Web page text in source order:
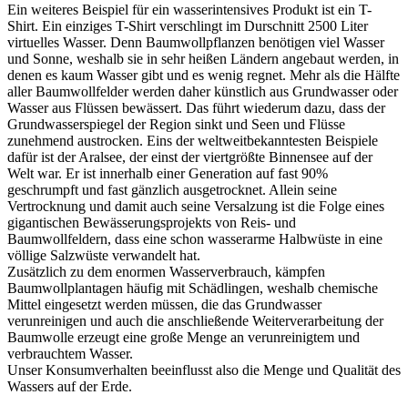
Ein weiteres Beispiel für ein wasserintensives Produkt ist ein T-
Shirt. Ein einziges T-Shirt verschlingt im Durschnitt 2500 Liter
virtuelles Wasser. Denn Baumwollpflanzen benötigen viel Wasser
und Sonne, weshalb sie in sehr heißen Ländern angebaut werden, in
denen es kaum Wasser gibt und es wenig regnet. Mehr als die Hälfte
aller Baumwollfelder werden daher künstlich aus Grundwasser oder
Wasser aus Flüssen bewässert. Das führt wiederum dazu, dass der
Grundwasserspiegel der Region sinkt und Seen und Flüsse
zunehmend austrocken. Eins der weltweitbekanntesten Beispiele
dafür ist der Aralsee, der einst der viertgrößte Binnensee auf der
Welt war. Er ist innerhalb einer Generation auf fast 90%
geschrumpft und fast gänzlich ausgetrocknet. Allein seine
Vertrocknung und damit auch seine Versalzung ist die Folge eines
gigantischen Bewässerungsprojekts von Reis- und
Baumwollfeldern, dass eine schon wasserarme Halbwüste in eine
völlige Salzwüste verwandelt hat.
Zusätzlich zu dem enormen Wasserverbrauch, kämpfen
Baumwollplantagen häufig mit Schädlingen, weshalb chemische
Mittel eingesetzt werden müssen, die das Grundwasser
verunreinigen und auch die anschließende Weiterverarbeitung der
Baumwolle erzeugt eine große Menge an verunreinigtem und
verbrauchtem Wasser.
Unser Konsumverhalten beeinflusst also die Menge und Qualität des
Wassers auf der Erde.